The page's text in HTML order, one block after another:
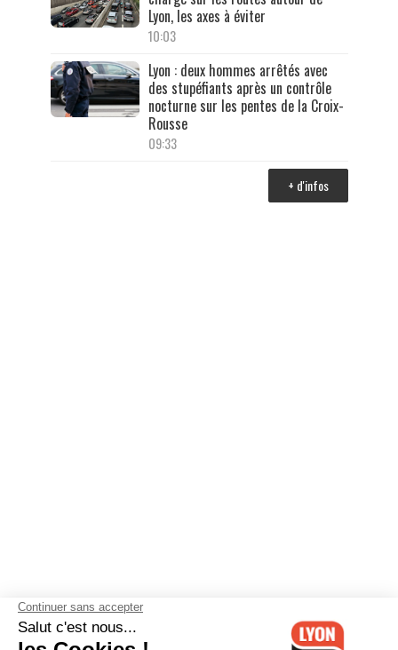
Lyon, les axes à éviter
10:03
Lyon : deux hommes arrêtés avec
des stupéfiants après un contrôle
nocturne sur les pentes de la Croix-
Rousse
09:33
+ d'infos